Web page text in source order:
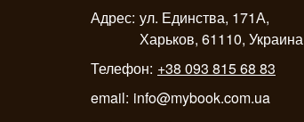
Адрес: ул. Единства, 171А,
Харьков, 61110, Украина
Телефон: +38 093 815 68 83
email: info@mybook.com.ua